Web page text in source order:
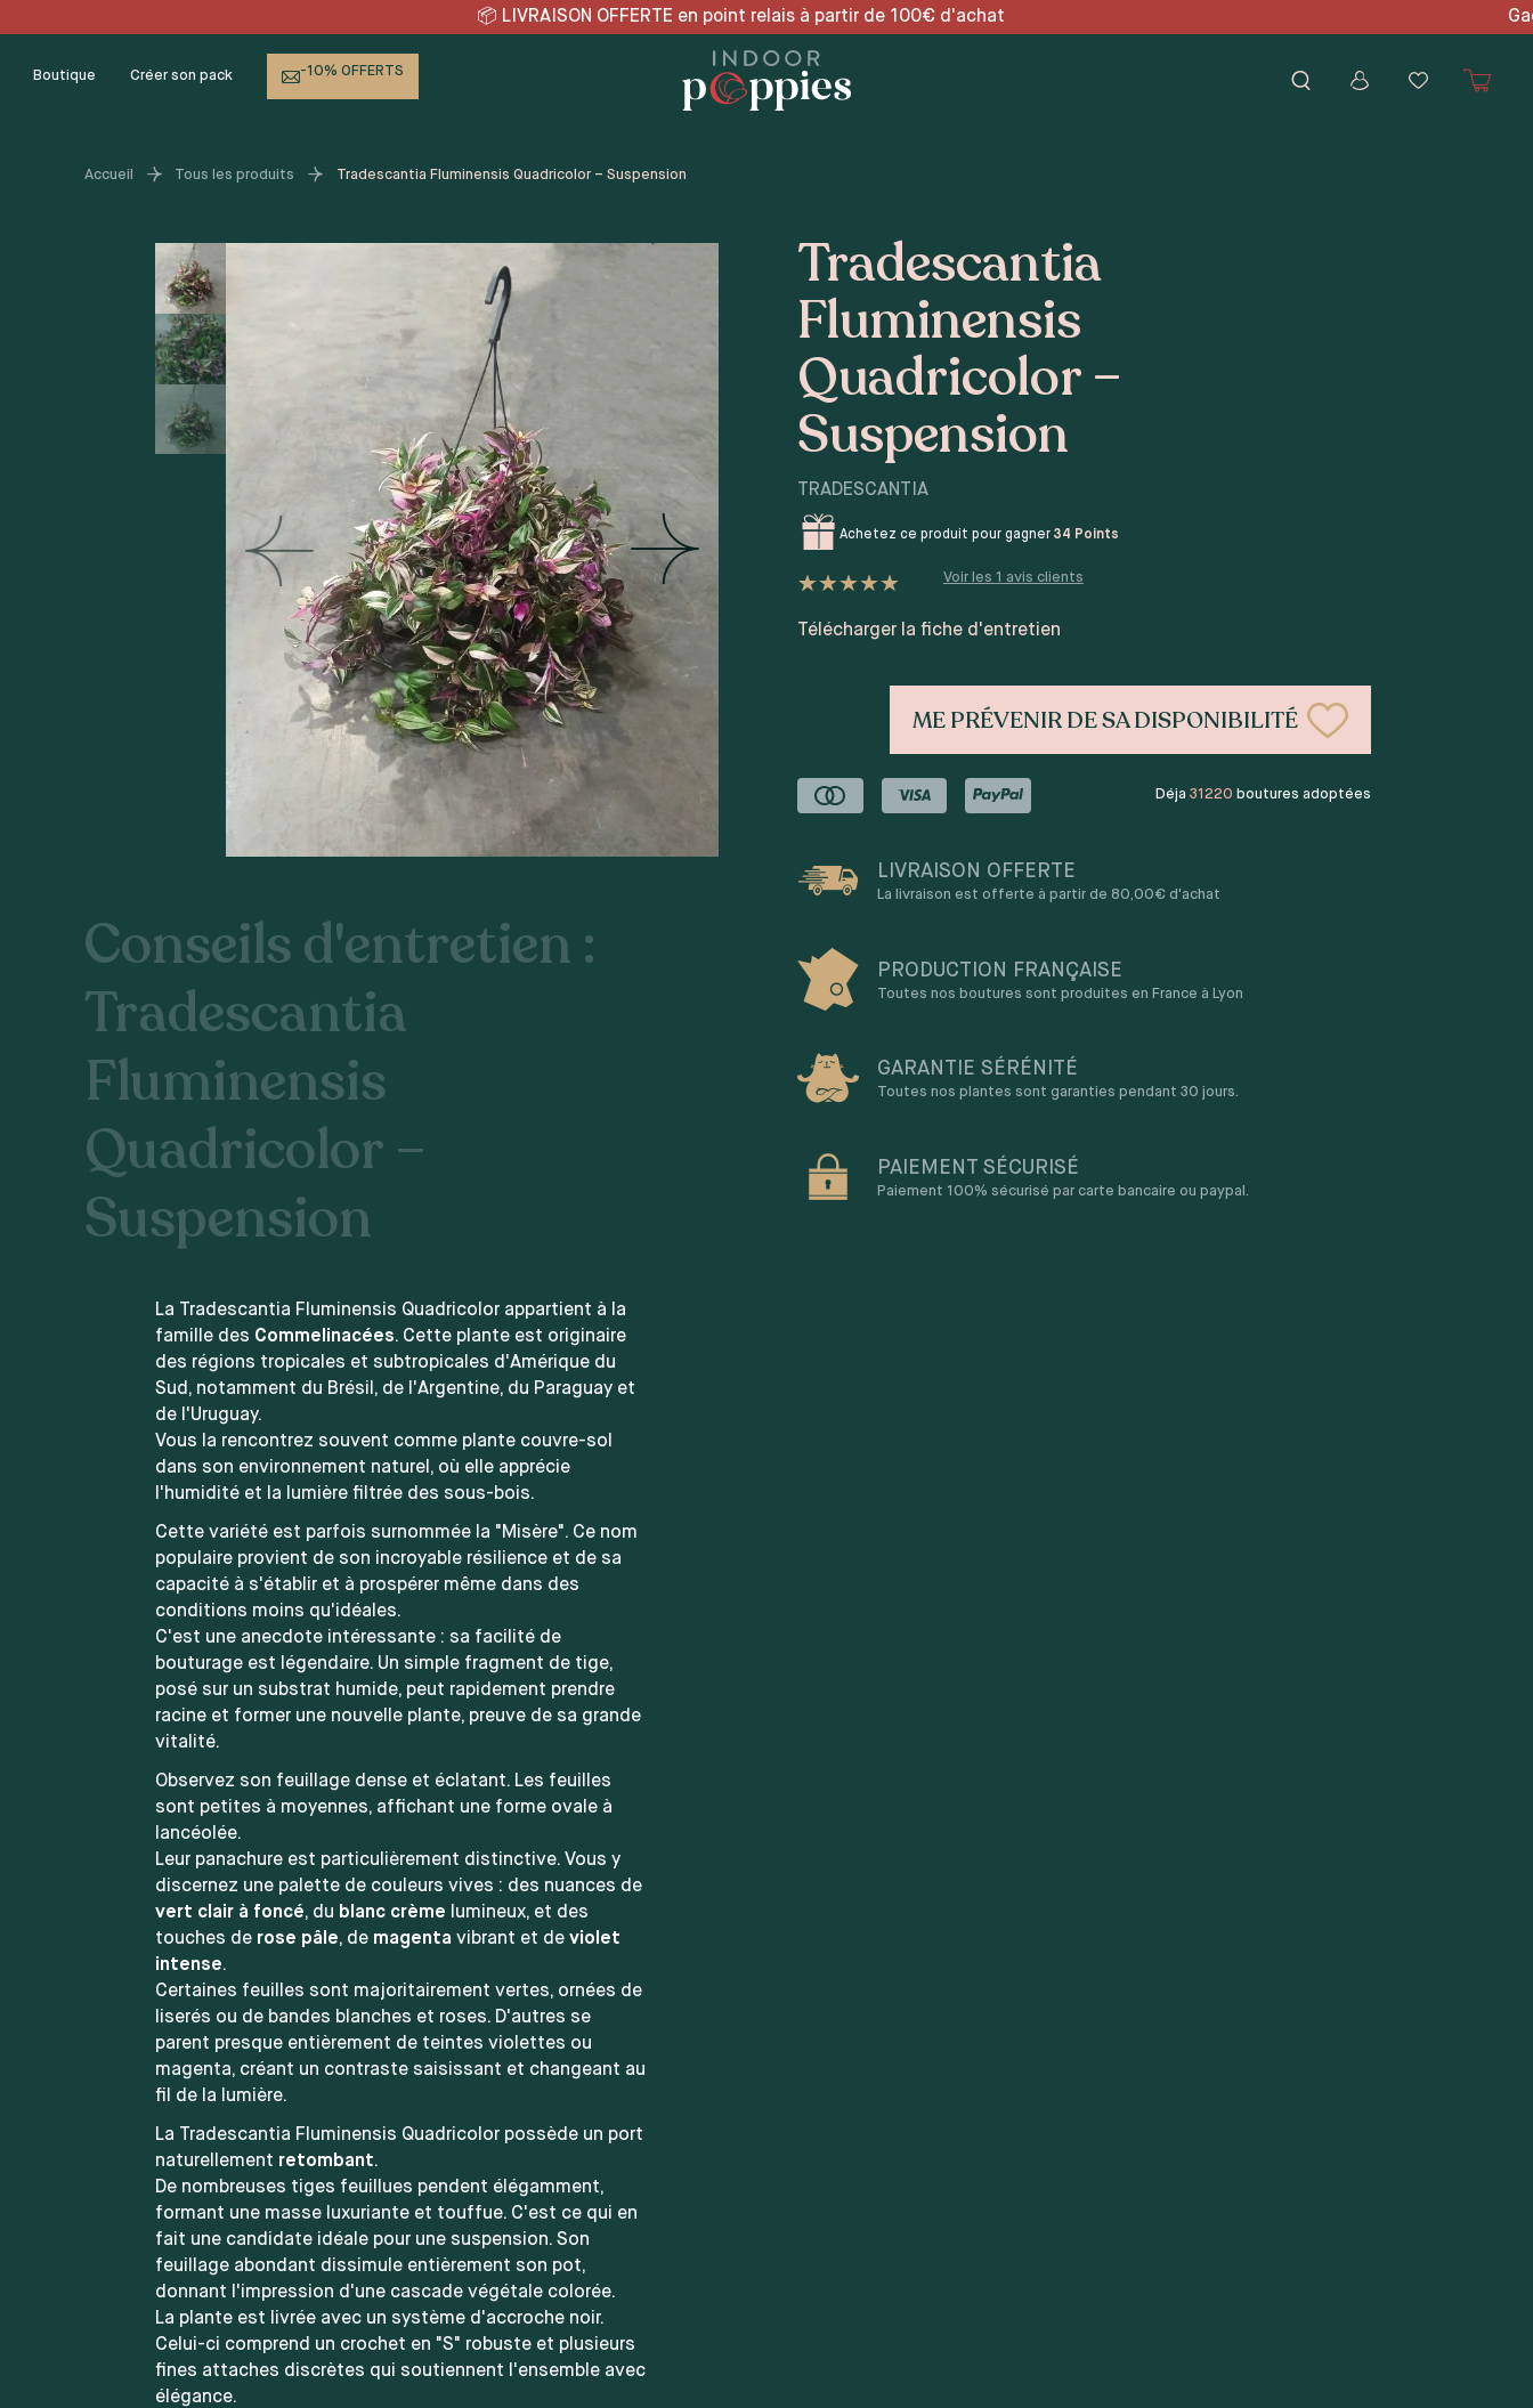
to
OFFERTE en point relais à partir de 100€ d'achat Gagnez des
Boutique Créer son pack -10% OFFERTS
Accueil Tous les produits Tradescantia Fluminensis Quadricolor – Suspension
Tradescantia
Fluminensis
Quadricolor –
Suspension
TRADESCANTIA
Achetez ce produit pour gagner 34 Points
surnotation client
Voir les 1 avis clients
Télécharger la fiche d'entretien
ME PRÉVENIR DE SA DISPONIBILITÉ
Déja 31220 boutures adoptées
LIVRAISON OFFERTE
La livraison est offerte à partir de 80,00€ d'achat
PRODUCTION FRANÇAISE
Toutes nos boutures sont produites en France à Lyon
GARANTIE SÉRÉNITÉ
Toutes nos plantes sont garanties pendant 30 jours.
PAIEMENT SÉCURISÉ
Paiement 100% sécurisé par carte bancaire ou paypal.
Conseils d'entretien :
Tradescantia
Fluminensis
Quadricolor –
Suspension
La Tradescantia Fluminensis Quadricolor appartient à la
famille des Commelinacées. Cette plante est originaire
des régions tropicales et subtropicales d'Amérique du
Sud, notamment du Brésil, de l'Argentine, du Paraguay et
de l'Uruguay.
Vous la rencontrez souvent comme plante couvre-sol
dans son environnement naturel, où elle apprécie
l'humidité et la lumière filtrée des sous-bois.
Cette variété est parfois surnommée la "Misère". Ce nom
populaire provient de son incroyable résilience et de sa
capacité à s'établir et à prospérer même dans des
conditions moins qu'idéales.
C'est une anecdote intéressante : sa facilité de
bouturage est légendaire. Un simple fragment de tige,
posé sur un substrat humide, peut rapidement prendre
racine et former une nouvelle plante, preuve de sa grande
vitalité.
Observez son feuillage dense et éclatant. Les feuilles
sont petites à moyennes, affichant une forme ovale à
lancéolée.
Leur panachure est particulièrement distinctive. Vous y
discernez une palette de couleurs vives : des nuances de
vert clair à foncé, du blanc crème lumineux, et des
touches de rose pâle, de magenta vibrant et de violet
intense.
Certaines feuilles sont majoritairement vertes, ornées de
liserés ou de bandes blanches et roses. D'autres se
parent presque entièrement de teintes violettes ou
magenta, créant un contraste saisissant et changeant au
fil de la lumière.
La Tradescantia Fluminensis Quadricolor possède un port
naturellement retombant.
De nombreuses tiges feuillues pendent élégamment,
formant une masse luxuriante et touffue. C'est ce qui en
fait une candidate idéale pour une suspension. Son
feuillage abondant dissimule entièrement son pot,
donnant l'impression d'une cascade végétale colorée.
La plante est livrée avec un système d'accroche noir.
Celui-ci comprend un crochet en "S" robuste et plusieurs
fines attaches discrètes qui soutiennent l'ensemble avec
élégance.